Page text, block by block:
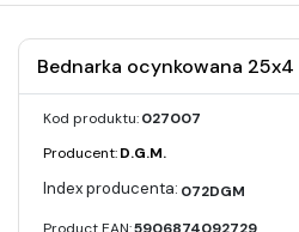
Bednarka ocynkowana
Kod produktu:027007
Producent:D.G.M.
072DGM